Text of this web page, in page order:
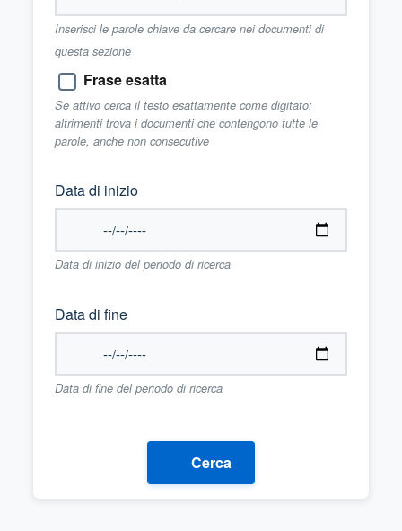
Inserisci le parole chiave da cercare nei documenti di
questa sezione
Frase esatta
Se attivo cerca il testo esattamente come digitato;
altrimenti trova i documenti che contengono tutte le
parole, anche non consecutive
Data di inizio
Data di inizio del periodo di ricerca
Data di fine
Data di fine del periodo di ricerca
Cerca